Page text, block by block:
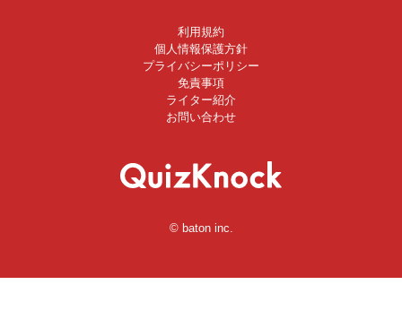
利用規約
個人情報保護方針
プライバシーポリシー
免責事項
ライター紹介
お問い合わせ
© baton inc.